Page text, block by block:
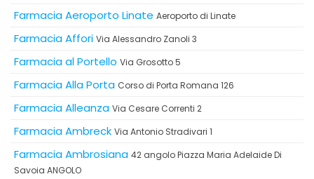
Farmacia Aeroporto Linate Aeroporto di Linate
Farmacia Affori Via Alessandro Zanoli 3
Farmacia al Portello Via Grosotto 5
Farmacia Alla Porta Corso di Porta Romana 126
Farmacia Alleanza Via Cesare Correnti 2
Farmacia Ambreck Via Antonio Stradivari 1
Farmacia Ambrosiana 42 angolo Piazza Maria Adelaide Di
Savoia ANGOLO